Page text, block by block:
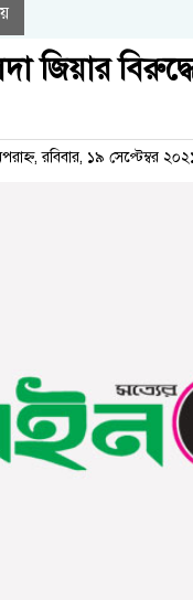
জিয়ার
রবিবার, ১৯ সেপ্টেম্বর